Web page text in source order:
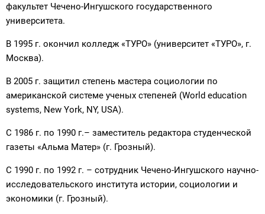
факультет Чечено-Ингушского государственного
университета.
В 1995 г. окончил колледж «ТУРО» (университет «ТУРО», г.
Москва).
В 2005 г. защитил степень мастера социологии по
американской системе ученых степеней (World education
systems, New York, NY, USA).
С 1986 г. по 1990 г.– заместитель редактора студенческой
газеты «Альма Матер» (г. Грозный).
С 1990 г. по 1992 г. – сотрудник Чечено-Ингушского научно-
исследовательского института истории, социологии и
экономики (г. Грозный).